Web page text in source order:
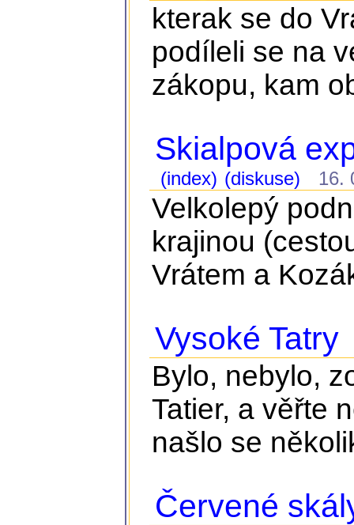
kterak se do
podíleli se na
zákopu, kam
Skialpová
(index) (diskuse) 16.
Velkolepý
krajinou
Vrátem a
Vysoké Tatry
Bylo, nebylo,
Tatier, a věřte
našlo se
Červené